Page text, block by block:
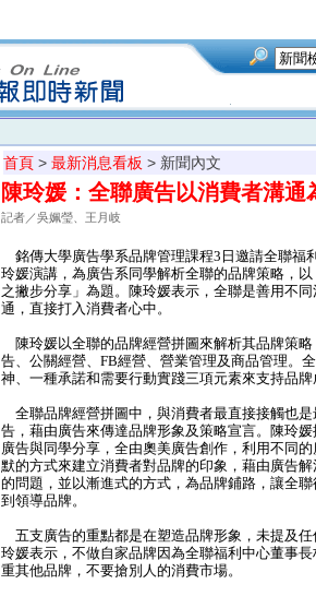
首頁 > 最新消息看板 > 新聞內文
陳玲媛：全聯廣告以消費者溝
記者／吳姵瑩、王月岐
銘傳大學廣告學系品牌管理課程3日邀請全聯福
玲媛演講，為廣告系同學解析全聯的品牌策略，
之撇步分享」為題。陳玲媛表示，全聯是善用不
通，直接打入消費者心中。
陳玲媛以全聯的品牌經營拼圖來解析其品牌策
告、公關經營、FB經營、營業管理及商品管理。
神、一種承諾和需要行動實踐三項元素來支持品
全聯品牌經營拼圖中，與消費者最直接接觸也
告，藉由廣告來傳達品牌形象及策略宣言。陳玲
廣告與同學分享，全由奧美廣告創作，利用不同
默的方式來建立消費者對品牌的印象，藉由廣告
的問題，並以漸進式的方式，為品牌鋪路，讓全
到領導品牌。
五支廣告的重點都是在塑造品牌形象，未提及
玲媛表示，不做自家品牌因為全聯福利中心董事
重其他品牌，不要搶別人的消費市場。